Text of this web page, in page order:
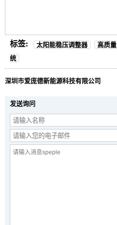
标签: 太阳能稳压调整器 高质量
统
深圳市爱庞德新能源科技有限公司
发送询问